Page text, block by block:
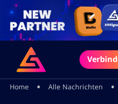
Home • Alle Nachrichten •